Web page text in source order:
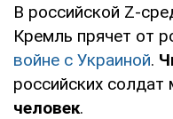
В российской Z-
Кремль прячет от
войне с Украиной.
российских
человек.